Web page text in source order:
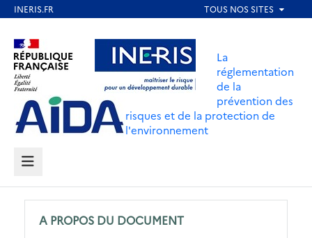
contenu
principal
Aller au contenu Aller au menu
Aller au pied de page
La
réglementation
de la
prévention des
risques et de la protection de
l'environnement
MENU
A PROPOS DU DOCUMENT